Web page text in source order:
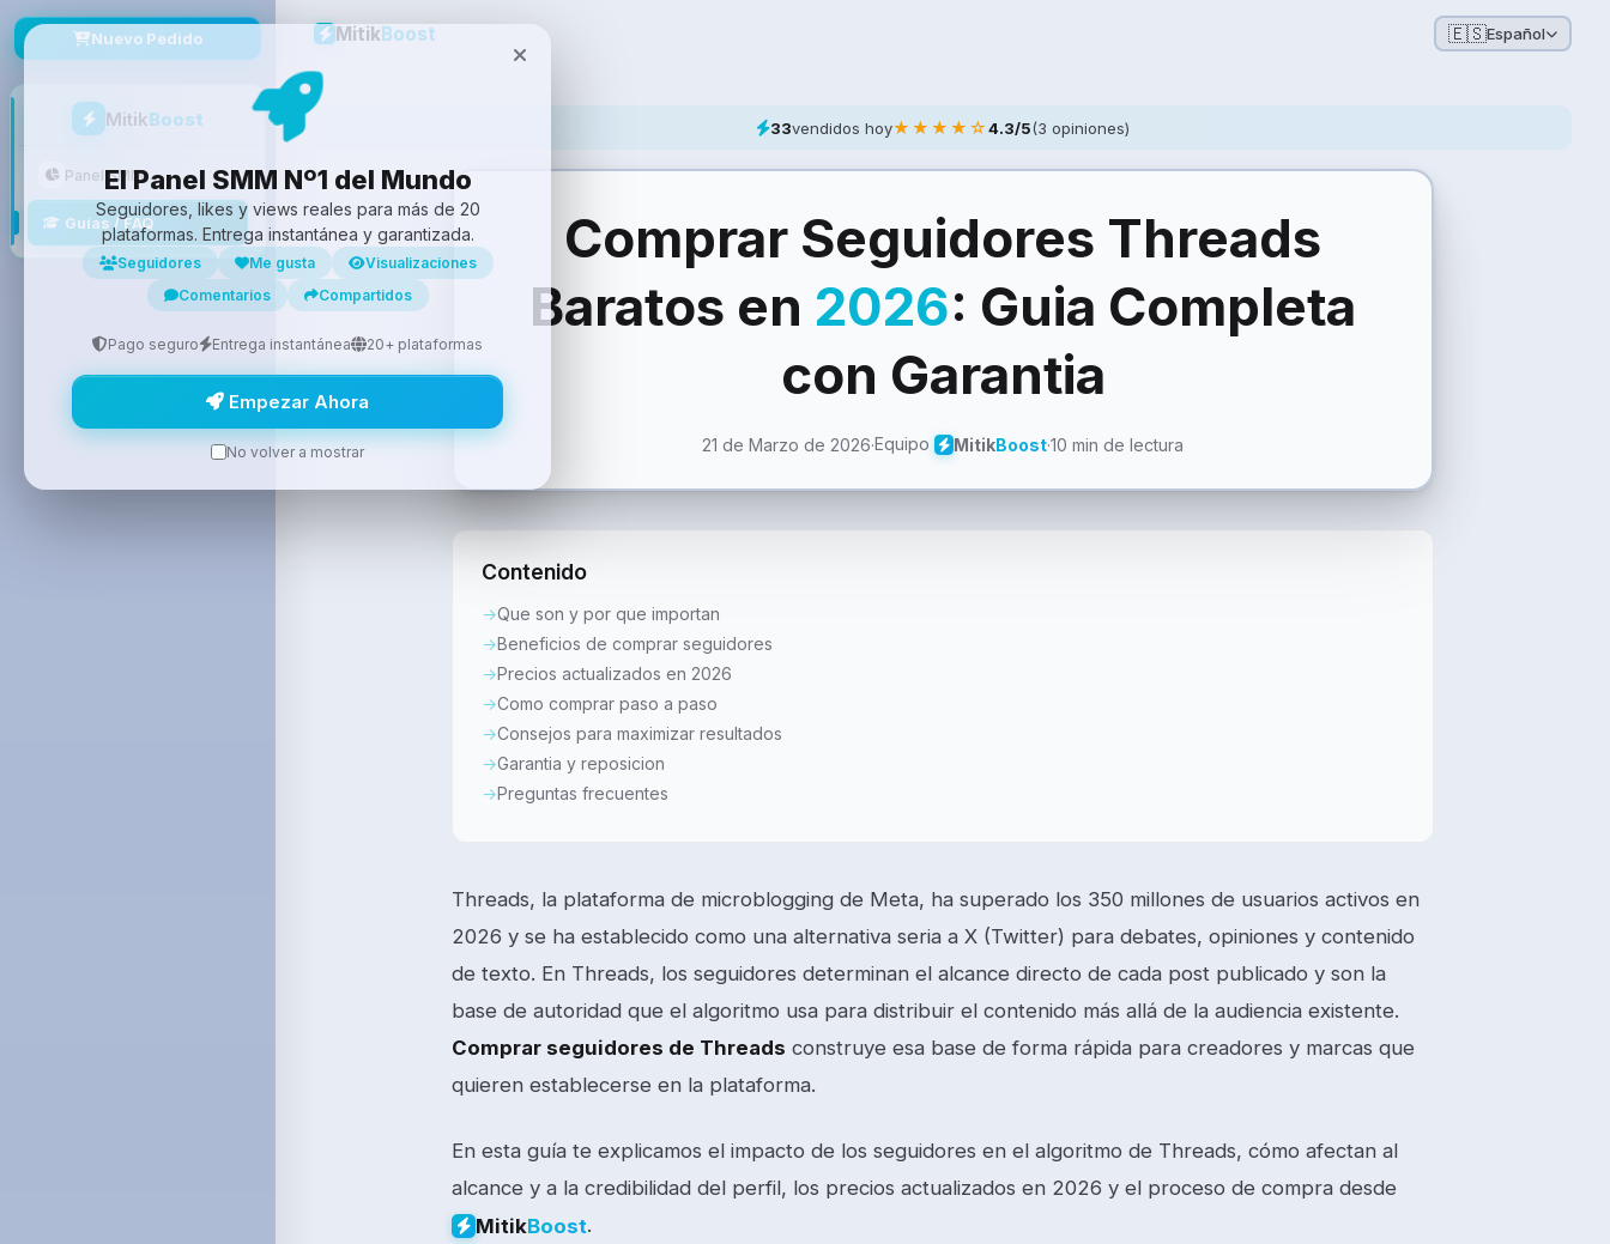
Nuevo Pedido
MitikBoost
Panel SMM
Guías / FAQ
MitikBoost 🇪🇸Español
33vendidos hoy★★★★☆4.3/5(3 opiniones)
Comprar Seguidores Threads
Baratos en 2026: Guia Completa
con Garantia
21 de Marzo de 2026·Equipo MitikBoost·10 min de lectura
Contenido
Que son y por que importan
Beneficios de comprar seguidores
Precios actualizados en 2026
Como comprar paso a paso
Consejos para maximizar resultados
Garantia y reposicion
Preguntas frecuentes
Threads, la plataforma de microblogging de Meta, ha superado los 350 millones de usuarios activos en
2026 y se ha establecido como una alternativa seria a X (Twitter) para debates, opiniones y contenido
de texto. En Threads, los seguidores determinan el alcance directo de cada post publicado y son la
base de autoridad que el algoritmo usa para distribuir el contenido más allá de la audiencia existente.
Comprar seguidores de Threads construye esa base de forma rápida para creadores y marcas que
quieren establecerse en la plataforma.
En esta guía te explicamos el impacto de los seguidores en el algoritmo de Threads, cómo afectan al
alcance y a la credibilidad del perfil, los precios actualizados en 2026 y el proceso de compra desde
MitikBoost.
El Panel SMM Nº1 del Mundo
Seguidores, likes y views reales para más de 20
plataformas. Entrega instantánea y garantizada.
Seguidores Me gusta
Visualizaciones
Comentarios
Compartidos
Pago seguro Entrega instantánea 20+ plataformas
Empezar Ahora
No volver a mostrar